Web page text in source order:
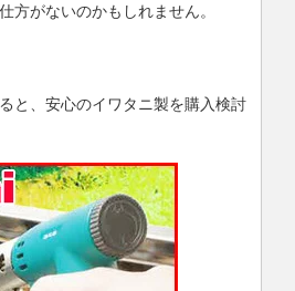
方がないのかもしれません。
と、安心のイワタニ製を購入検討